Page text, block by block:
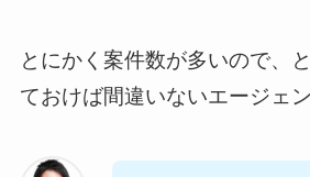
とにかく案件数が多いので、
ておけば間違いないエージェ